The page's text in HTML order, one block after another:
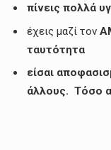
πίνεις πολλά
έχεις μαζί τον
ταυτότητα
είσαι
άλλους. Τόσο